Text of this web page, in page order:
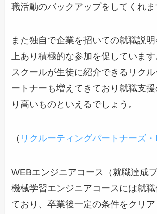
職活動のバックアップをしてくれま
また独自で企業を招いての就職説
上あり積極的な参加を促しています
スクールが生徒に紹介できるリク
ートナーも増えてきており就職支
り高いものといえるでしょう。
（ リクルーティングパートナーズ・
WEBエンジニアコース（就職達成
機械学習エンジニアコースには就
ており、卒業後一定の条件をクリア